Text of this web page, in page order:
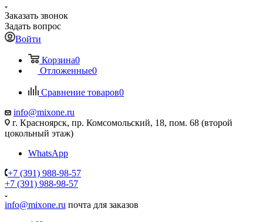
Заказать звонок
Задать вопрос
Войти
Корзина0
Отложенные0
Сравнение товаров0
info@mixone.ru
г. Красноярск, пр. Комсомольский, 18, пом. 68 (второй
цокольный этаж)
WhatsApp
+7 (391) 988-98-57
+7 (391) 988-98-57
info@mixone.ru почта для заказов